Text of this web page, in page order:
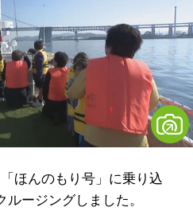
ほんのもり号」に乗り込
ージングしました。